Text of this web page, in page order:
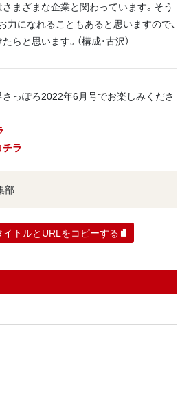
まざまな企業と関わっています。そう
力になれることもあると思いますので、
と思います。（構成・古沢）
っぽろ2022年6月号でお楽しみくださ
チラ
部
イトルとURLをコピーする